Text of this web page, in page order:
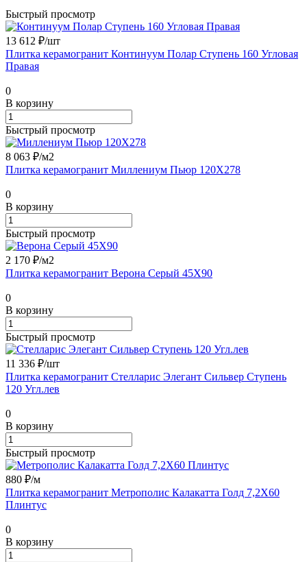
Быстрый просмотр
13 612 ₽/шт
Плитка керамогранит Континуум Полар Ступень 160 Угловая
Правая
0
В корзину
Быстрый просмотр
8 063 ₽/м2
Плитка керамогранит Миллениум Пьюр 120X278
0
В корзину
Быстрый просмотр
2 170 ₽/м2
Плитка керамогранит Верона Серый 45X90
0
В корзину
Быстрый просмотр
11 336 ₽/шт
Плитка керамогранит Стелларис Элегант Сильвер Ступень
120 Угл.лев
0
В корзину
Быстрый просмотр
880 ₽/м
Плитка керамогранит Метрополис Калакатта Голд 7,2X60
Плинтус
0
В корзину